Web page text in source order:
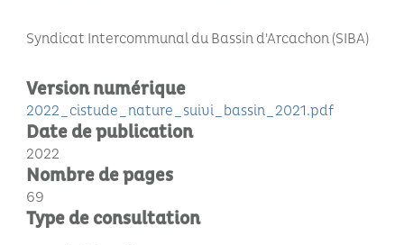
Syndicat Intercommunal du Bassin d'Arcachon (SIBA)
Version numérique
2022_cistude_nature_suivi_bassin_2021.pdf
Date de publication
2022
Nombre de pages
69
Type de consultation